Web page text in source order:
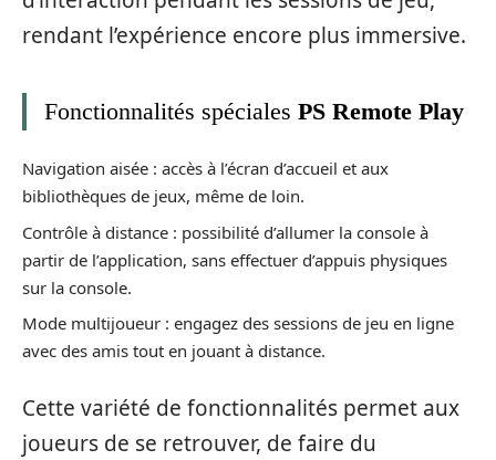
rendant l’expérience encore plus immersive.
Fonctionnalités spéciales PS Remote Play
Navigation aisée : accès à l’écran d’accueil et aux
bibliothèques de jeux, même de loin.
Contrôle à distance : possibilité d’allumer la console à
partir de l’application, sans effectuer d’appuis physiques
sur la console.
Mode multijoueur : engagez des sessions de jeu en ligne
avec des amis tout en jouant à distance.
Cette variété de fonctionnalités permet aux
joueurs de se retrouver, de faire du